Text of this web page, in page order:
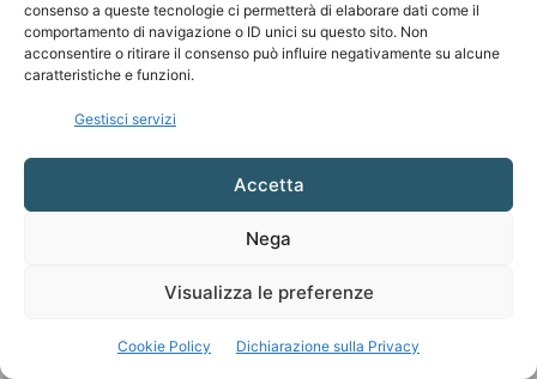
consenso a queste tecnologie ci permetterà di elaborare dati come il
comportamento di navigazione o ID unici su questo sito. Non
acconsentire o ritirare il consenso può influire negativamente su alcune
caratteristiche e funzioni.
Gestisci servizi
Accetta
Nega
Visualizza le preferenze
Cookie Policy Dichiarazione sulla Privacy